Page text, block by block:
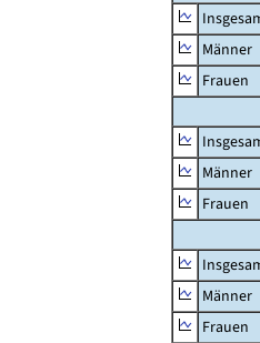
Männer
Frauen
Männer
Frauen
Männer
Frauen